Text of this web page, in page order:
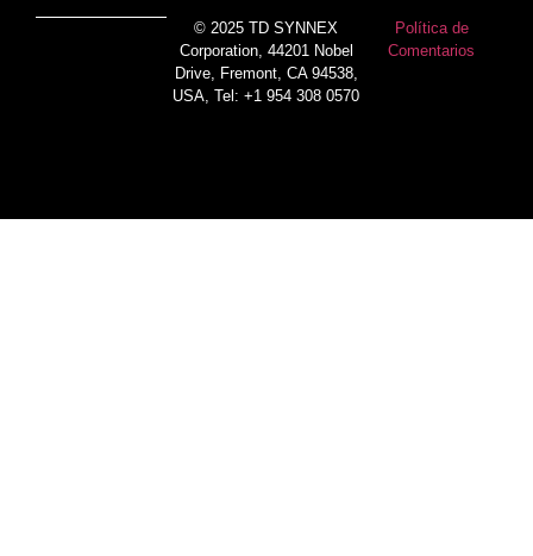
© 2025 TD SYNNEX
Corporation, 44201 Nobel
Drive, Fremont, CA 94538,
USA, Tel: +1 954 308 0570
Política de
Comentarios